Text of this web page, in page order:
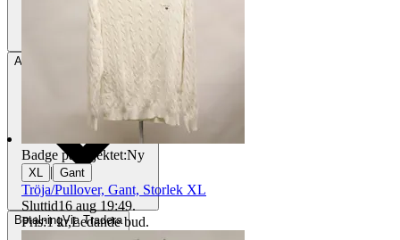
Avhämtning Vårby, Sverige
BetalningVia Tradera
Badge på objektet:Ny
XL | Gant
Tröja/Pullover, Gant, Storlek XL
Sluttid16 aug 19:49.
Pris:1 kr,Ledande bud.